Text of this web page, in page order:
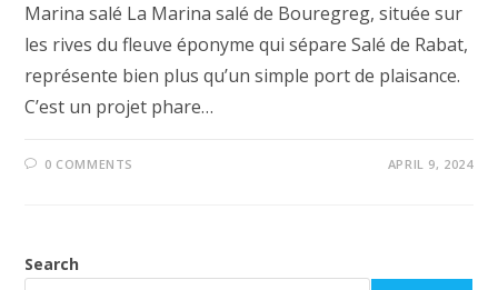
Marina salé La Marina salé de Bouregreg, située sur
les rives du fleuve éponyme qui sépare Salé de Rabat,
représente bien plus qu’un simple port de plaisance.
C’est un projet phare…
0 COMMENTS APRIL 9, 2024
Search